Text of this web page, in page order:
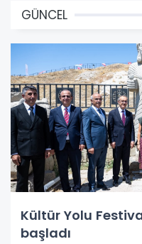
GÜNCEL
Kültür Yolu
başladı